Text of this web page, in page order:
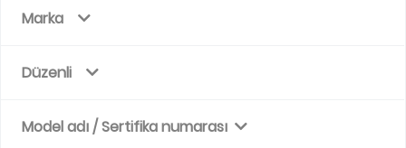
Marka
Düzenli
Model adı / Sertifika numarası